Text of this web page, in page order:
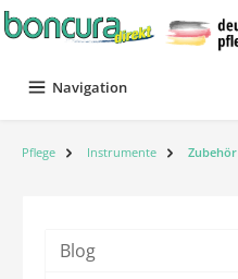
Navigation
Pflege Instrumente Zubehör
Blog